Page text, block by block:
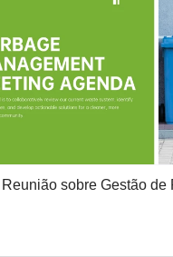
sobre Gestão de